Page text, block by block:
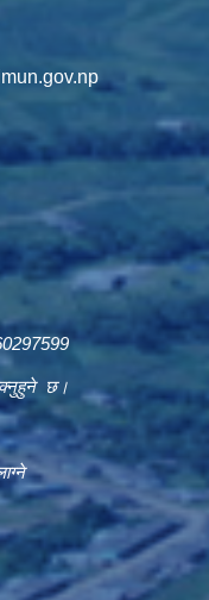
छ।